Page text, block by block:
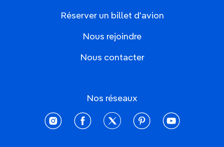
Réserver un billet d'avion
Nous rejoindre
Nous contacter
Nos réseaux
instagramfacebooktwitter pinterestyoutube